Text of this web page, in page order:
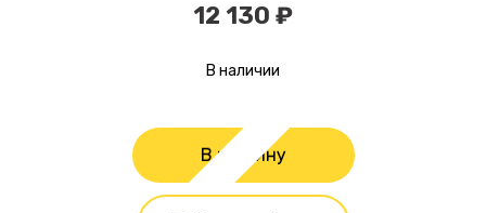
12 130 ₽
В наличии
В корзину